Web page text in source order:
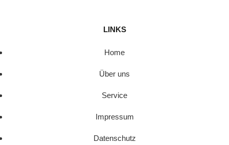
LINKS
Home
Über uns
Service
Impressum
Datenschutz